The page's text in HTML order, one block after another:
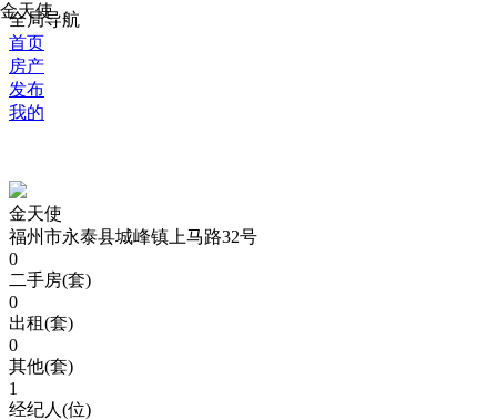
金天使
全局导航
首页
房产
发布
我的
金天使
福州市永泰县城峰镇上马路32号
0
二手房(套)
0
出租(套)
0
其他(套)
1
经纪人(位)